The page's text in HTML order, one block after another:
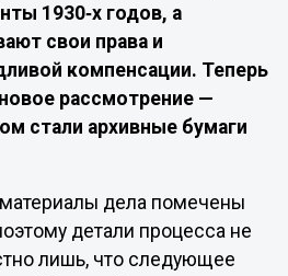
1930‑х годов, а
свои права и
компенсации. Теперь
рассмотрение —
стали архивные бумаги
материалы дела помечены
детали процесса не
лишь, что следующее